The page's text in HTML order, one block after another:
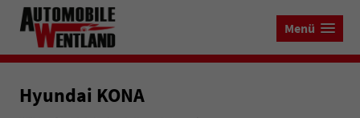
Menü
Hyundai KONA